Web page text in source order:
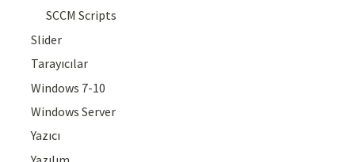
SCCM Scripts
Slider
Tarayıcılar
Windows 7-10
Windows Server
Yazıcı